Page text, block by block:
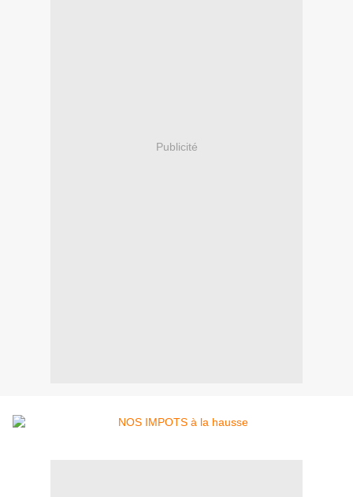
Publicité